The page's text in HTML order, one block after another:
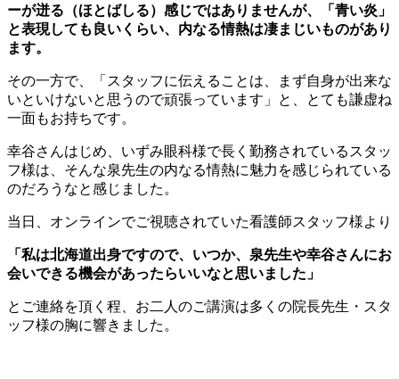
ーが迸る（ほとばしる）感じではありませんが、「青い炎」
と表現しても良いくらい、内なる情熱は凄まじいものがあり
ます。
その一方で、「スタッフに伝えることは、まず自身が出来な
いといけないと思うので頑張っています」と、とても謙虚ね
一面もお持ちです。
幸谷さんはじめ、いずみ眼科様で長く勤務されているスタッ
フ様は、そんな泉先生の内なる情熱に魅力を感じられている
のだろうなと感じました。
当日、オンラインでご視聴されていた看護師スタッフ様より
「私は北海道出身ですので、いつか、泉先生や幸谷さんにお
会いできる機会があったらいいなと思いました」
とご連絡を頂く程、お二人のご講演は多くの院長先生・スタ
ッフ様の胸に響きました。